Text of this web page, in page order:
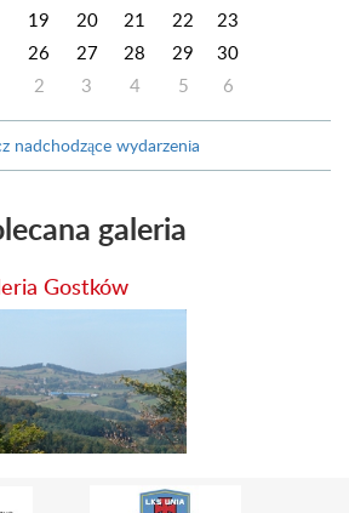
19 20 21 22
23
26 27 28 29
30
2 3 4 5 6
nadchodzące wydarzenia
galeria
Gostków